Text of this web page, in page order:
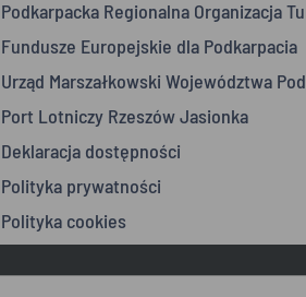
Podkarpacka Regionalna Organizacja
Fundusze Europejskie dla Podkarpacia
Urząd Marszałkowski Województwa
Port Lotniczy Rzeszów Jasionka
Deklaracja dostępności
Polityka prywatności
Polityka cookies